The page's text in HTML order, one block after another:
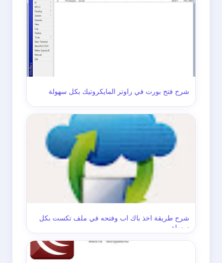
شرح فتح بورت في راوتر المايكروتيك بكل سهولة
شرح طريقة اخذ باك اب وفتحه في ملف تكست بكل
سهولة